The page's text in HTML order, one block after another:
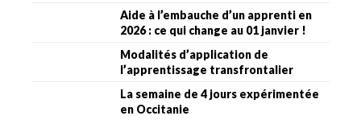
Aide à l’embauche d’un apprenti en
2026 : ce qui change au 01 janvier !
Modalités d’application de
l’apprentissage transfrontalier
La semaine de 4 jours expérimentée
en Occitanie